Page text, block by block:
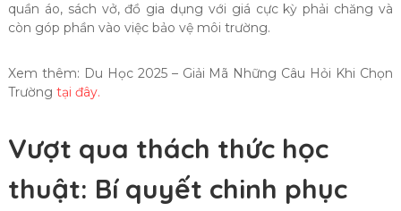
quần áo, sách vở, đồ gia dụng với giá cực kỳ phải chăng và
còn góp phần vào việc bảo vệ môi trường.
Xem thêm: Du Học 2025 – Giải Mã Những Câu Hỏi Khi Chọn
Trường tại đây.
Vượt qua thách thức học
thuật: Bí quyết chinh phục